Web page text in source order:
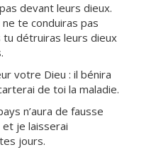
devant leurs dieux.
te conduiras pas
tu détruiras leurs dieux
votre Dieu : il bénira
de toi la maladie.
n’aura de fausse
je laisserai
jours.